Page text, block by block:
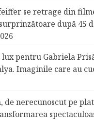
se retrage din
după 45
lux pentru Gabriela
Imaginile care au
de nerecunoscut pe